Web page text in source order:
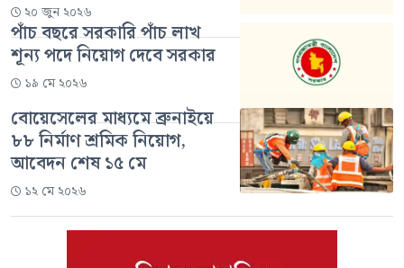
২০ জুন ২০২৬
পাঁচ বছরে সরকারি পাঁচ লাখ
শূন্য পদে নিয়োগ দেবে সরকার
১৯ মে ২০২৬
বোয়েসেলের মাধ্যমে ব্রুনাইয়ে
৮৮ নির্মাণ শ্রমিক নিয়োগ,
আবেদন শেষ ১৫ মে
১২ মে ২০২৬